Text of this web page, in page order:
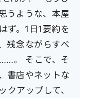
うような、本屋
ず。1日1要約を
残念ながらすべ
。 そこで、そ
書店やネットな
クアップして、